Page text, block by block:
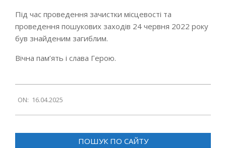
Під час проведення зачистки місцевості та
проведення пошукових заходів 24 червня 2022 року
був знайденим загиблим.
Вічна пам’ять і слава Герою.
04-
16
ON: 16.04.2025
ПОШУК ПО САЙТУ